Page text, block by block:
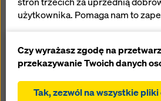
na
Hilton
Hampton
użytkownika. Pomaga nam to
ciągłe ulepszanie
internetowej (funkcjonalne i
ułatwienie sprawnego
Czy wyrażasz zgodę na
przekazywanie Twoich danych
Tak, zezwól na wszystkie